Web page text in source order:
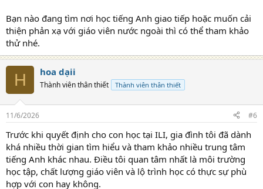
Vậy tại sao nên chọn học tiếng Anh online cho bé thay vì các lớp học
truyền thống? Dưới đây là những lý do khiến mình thấy học online
thực sự là lựa chọn thông minh:
Linh hoạt về thời gian và địa điểm: Bé có thể học tiếng
gian đưa đón. Chỉ cần một chiếc điện thoại hoặc máy tính có
kết nối Internet, các con đã sẵn sàng tham gia lớp học mọi
Tập trung cá nhân hóa: Với mô hình1 kèm 1, giáo viên có
thể tập trung hoàn toàn vào bé, điều chỉnh bài học phù hợp
bộ nhanh hơn so với các lớp học đông người.
Chất lượng giáo viên vượt trội: Các nền tảng học tiếng
Anh online uy tín như 51Talk thường có đội ngũ giáo viên
nước ngoài được tuyển chọn kỹ lưỡng, sở hữu chứng chỉ
quốc tế như TESOL hoặc TEFL. Họ không chỉ giỏi ngôn ngữ
Bạn nào đang tìm nơi học tiếng Anh giao tiếp hoặc muốn cải
thiện phản xạ với giáo viên nước ngoài thì có thể tham khảo
thử nhé.
H hoa dạii
Thành viên thân thiết Thành viên thân thiết
11/6/2026 #6
Trước khi quyết định cho con học tại ILI, gia đình tôi đã dành
khá nhiều thời gian tìm hiểu và tham khảo nhiều trung tâm
tiếng Anh khác nhau. Điều tôi quan tâm nhất là môi trường
học tập, chất lượng giáo viên và lộ trình học có thực sự phù
hợp với con hay không.